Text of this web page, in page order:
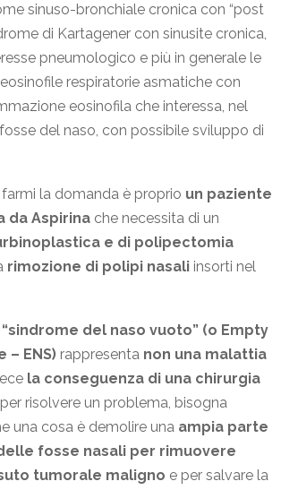
sinuso-bronchiale cronica con “post
di Kartagener con sinusite cronica,
pneumologico e più in generale le
respiratorie asmatiche con
eosinofila che interessa, nel
del naso, con possibile sviluppo di
farmi la domanda è proprio un paziente
da Aspirina che necessita di un
e di polipectomia
rimozione di polipi nasali insorti nel
“sindrome del naso vuoto” (o Empty
– ENS) rappresenta non una malattia
la conseguenza di una chirurgia
risolvere un problema, bisogna
una cosa è demolire una ampia parte
fosse nasali per rimuovere
tumorale maligno e per salvare la